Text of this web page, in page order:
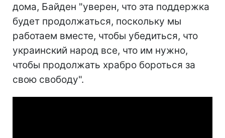
дома, Байден "уверен, что эта поддержка
будет продолжаться, поскольку мы
работаем вместе, чтобы убедиться, что
украинский народ все, что им нужно,
чтобы продолжать храбро бороться за
свою свободу".